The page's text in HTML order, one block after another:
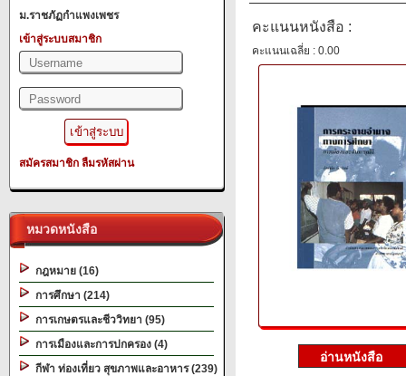
ม.ราชภัฏกำแพงเพชร
เข้าสู่ระบบสมาชิก
สมัครสมาชิก ลืมรหัสผ่าน
หมวดหนังสือ
กฎหมาย (16)
การศึกษา (214)
การเกษตรและชีววิทยา (95)
การเมืองและการปกครอง (4)
กีฬา ท่องเที่ยว สุขภาพและอาหาร (239)
คะแนนหนังสือ :
คะแนนเฉลี่ย : 0.00